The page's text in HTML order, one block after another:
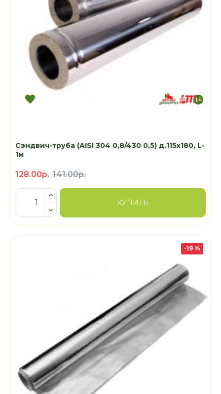
Сэндвич-труба (AISI 304 0,8/430 0,5) д.115х180, L-
1м
128.00р. 141.00р.
КУПИТЬ
-19 %